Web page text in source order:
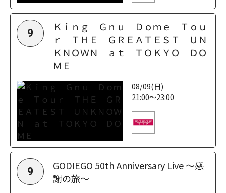
9
Ｋｉｎｇ Ｇｎｕ Ｄｏｍｅ Ｔｏｕ
ｒ ＴＨＥ ＧＲＥＡＴＥＳＴ ＵＮ
ＫＮＯＷＮ ａｔ ＴＯＫＹＯ ＤＯ
ＭＥ
08/09(日)
21:00～23:00
9
GODIEGO 50th Anniversary Live ～感
謝の旅～